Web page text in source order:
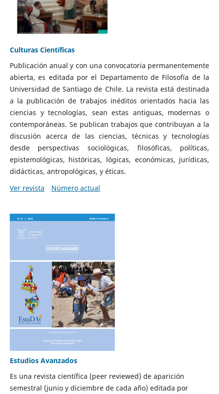
Culturas Científicas
Publicación anual y con una convocatoria permanentemente
abierta, es editada por el Departamento de Filosofía de la
Universidad de Santiago de Chile. La revista está destinada
a la publicación de trabajos inéditos orientados hacia las
ciencias y tecnologías, sean estas antiguas, modernas o
contemporáneas. Se publican trabajos que contribuyan a la
discusión acerca de las ciencias, técnicas y tecnologías
desde perspectivas sociológicas, filosóficas, políticas,
epistemológicas, históricas, lógicas, económicas, jurídicas,
didácticas, antropológicas, y éticas.
Ver revista
Número actual
Estudios Avanzados
Es una revista científica (peer reviewed) de aparición
semestral (junio y diciembre de cada año) editada por